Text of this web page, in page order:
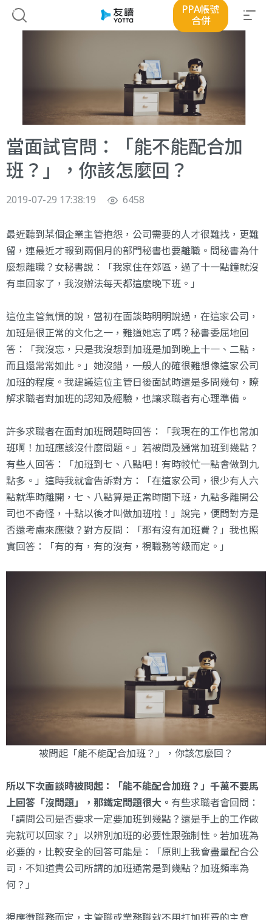
PPA帳號
合併
當面試官問：「能不能配合加
班？」，你該怎麼回？
2019-07-29 17:38:19 6458
最近聽到某個企業主管抱怨，公司需要的人才很難找，更難
留，連最近才報到兩個月的部門秘書也要離職。問秘書為什
麼想離職？女秘書說：「我家住在郊區，過了十一點鐘就沒
有車回家了，我沒辦法每天都這麼晚下班。」
這位主管氣憤的說，當初在面談時明明說過，在這家公司，
加班是很正常的文化之一，難道她忘了嗎？秘書委屈地回
答：「我沒忘，只是我沒想到加班是加到晚上十一、二點，
而且還常常如此。」她沒錯，一般人的確很難想像這家公司
加班的程度。我建議這位主管日後面試時還是多問幾句，瞭
解求職者對加班的認知及經驗，也讓求職者有心理準備。
許多求職者在面對加班問題時回答：「我現在的工作也常加
班啊！加班應該沒什麼問題。」若被問及通常加班到幾點？
有些人回答：「加班到七、八點吧！有時較忙一點會做到九
點多。」這時我就會告訴對方：「在這家公司，很少有人六
點就準時離開，七、八點算是正常時間下班，九點多離開公
司也不奇怪，十點以後才叫做加班啦！」說完，便問對方是
否還考慮來應徵？對方反問：「那有沒有加班費？」我也照
實回答：「有的有，有的沒有，視職務等級而定。」
被問起「能不能配合加班？」，你該怎麼回？
所以下次面談時被問起：「能不能配合加班？」千萬不要馬
上回答「沒問題」，那鐵定問題很大。 有些求職者會回問：
「請問公司是否要求一定要加班到幾點？還是手上的工作做
完就可以回家？」以辨別加班的必要性跟強制性。若加班為
必要的，比較安全的回答可能是：「原則上我會盡量配合公
司，不知道貴公司所謂的加班通常是到幾點？加班頻率為
何？」